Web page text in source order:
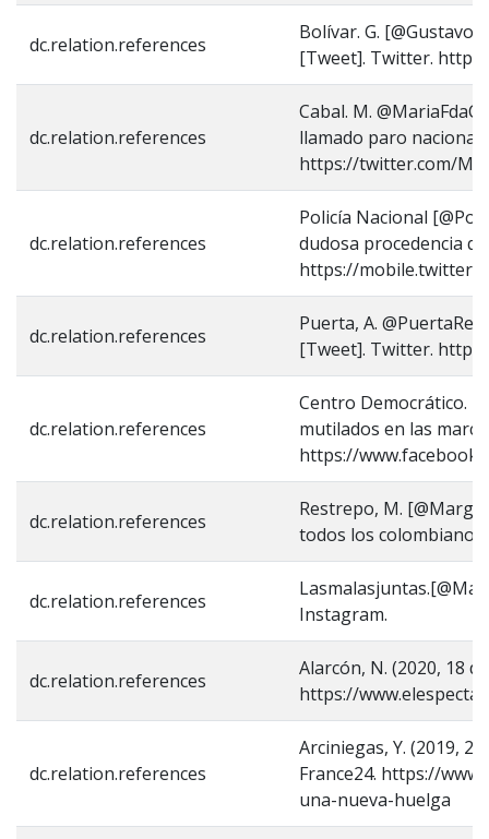
dc.relation.references
Bolívar. G.
[Tweet]. Twitter.
dc.relation.references
Cabal. M.
llamado paro
https://twitter.com/
dc.relation.references
Policía Nacional
dudosa procedencia
https://
dc.relation.references
Puerta, A.
[Tweet]. Twitter.
dc.relation.references
Centro Democrático.
mutilados en las
https://
dc.relation.references
Restrepo, M.
todos los
dc.relation.references
Instagram.
dc.relation.references
Alarcón, N. (2020, 18
https://
dc.relation.references
Arciniegas, Y. (2019,
France24. https://
una-nueva-huelga